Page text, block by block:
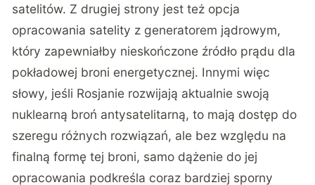
satelitów. Z drugiej strony jest też opcja
opracowania satelity z generatorem jądrowym,
który zapewniałby nieskończone źródło prądu dla
pokładowej broni energetycznej. Innymi więc
słowy, jeśli Rosjanie rozwijają aktualnie swoją
nuklearną broń antysatelitarną, to mają dostęp do
szeregu różnych rozwiązań, ale bez względu na
finalną formę tej broni, samo dążenie do jej
opracowania podkreśla coraz bardziej sporny